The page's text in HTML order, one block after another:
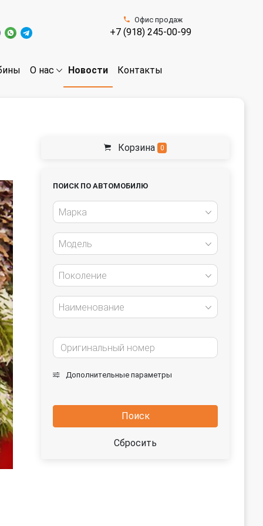
Офис продаж
+7 (918) 245-00-99
О нас Новости Контакты
Корзина 0
ПОИСК ПО АВТОМОБИЛЮ
Марка
Модель
Поколение
Наименование
Дополнительные параметры
Поиск
Сбросить